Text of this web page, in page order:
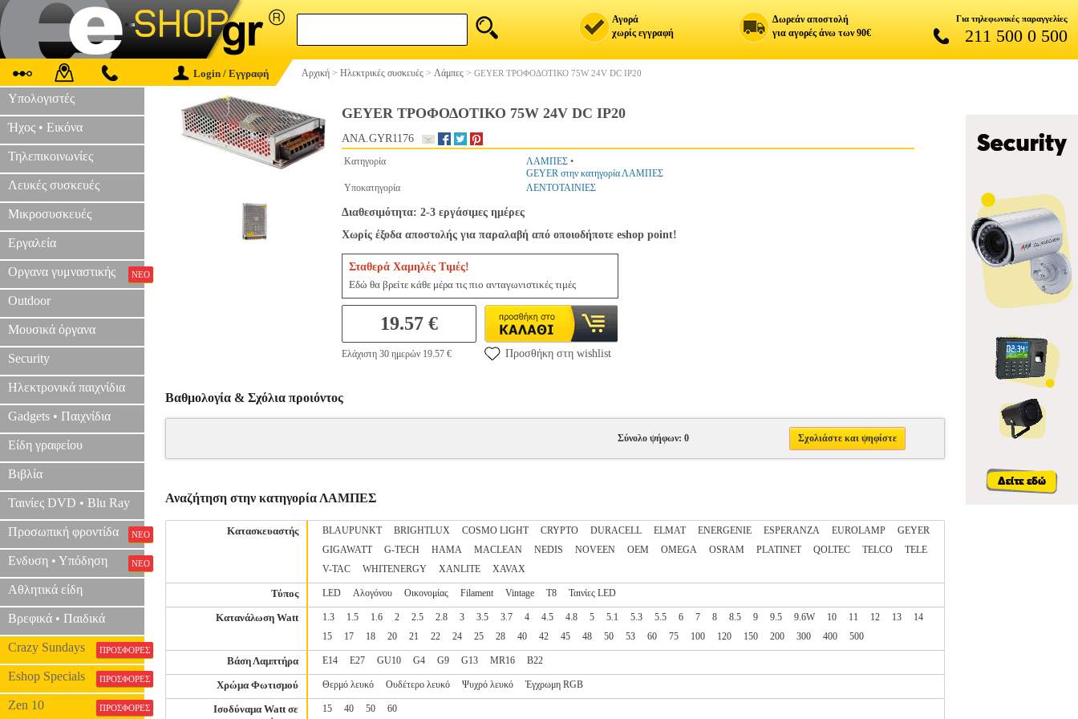
Αγορά
χωρίς εγγραφή
Δωρεάν αποστολή
για αγορές άνω των 90€
Για τηλεφωνικές παραγγελίες
211 500 0 500
Login / Εγγραφή Αρχική > Ηλεκτρικές συσκευές > Λάμπες > GEYER ΤΡΟΦΟΔΟΤΙΚΟ 75W 24V DC IP20
Υπολογιστές
Ήχος • Εικόνα
Τηλεπικοινωνίες
Λευκές συσκευές
Μικροσυσκευές
Εργαλεία
Οργανα γυμναστικής ΝΕΟ
Outdoor
Μουσικά όργανα
Security
Ηλεκτρονικά παιχνίδια
Gadgets • Παιχνίδια
Είδη γραφείου
Βιβλία
Ταινίες DVD • Blu Ray
Προσωπική φροντίδα ΝΕΟ
Ενδυση • Υπόδηση ΝΕΟ
Αθλητικά είδη
Βρεφικά • Παιδικά
Crazy Sundays ΠΡΟΣΦΟΡΕΣ
Eshop Specials ΠΡΟΣΦΟΡΕΣ
Zen 10 ΠΡΟΣΦΟΡΕΣ
GEYER ΤΡΟΦΟΔΟΤΙΚΟ 75W 24V DC IP20
ANA.GYR1176
Κατηγορία ΛΑΜΠΕΣ •
GEYER στην κατηγορία ΛΑΜΠΕΣ
Υποκατηγορία
ΛΕΝΤΟΤΑΙΝΙΕΣ
Διαθεσιμότητα: 2-3 εργάσιμες ημέρες
Χωρίς έξοδα αποστολής για παραλαβή από οποιοδήποτε eshop point!
Σταθερά Χαμηλές Τιμές!
Εδώ θα βρείτε κάθε μέρα τις πιο ανταγωνιστικές τιμές
19.57 €
Ελάχιστη 30 ημερών 19.57 € Προσθήκη στη wishlist
Βαθμολογία & Σχόλια προιόντος
Σύνολο ψήφων: 0 Σχολιάστε και ψηφίστε
Αναζήτηση στην κατηγορία ΛΑΜΠΕΣ
Κατασκευαστής BLAUPUNKT BRIGHTLUX COSMO LIGHT CRYPTO DURACELL ELMAT ENERGENIE ESPERANZA EUROLAMP
GEYER
GIGAWATT
G-TECH HAMA MACLEAN NEDIS NOVEEN OEM OMEGA OSRAM PLATINET QOLTEC TELCO
TELE
V-TAC
WHITENERGY XANLITE XAVAX
Τύπος LED Αλογόνου Οικονομίας Filament Vintage T8 Ταινίες LED
Κατανάλωση Watt 1.3 1.5 1.6 2 2.5 2.8 3 3.5 3.7 4 4.5 4.8 5 5.1 5.3 5.5 6 7 8 8.5 9 9.5 9.6W 10 11 12 13
14
15
17 18 20 21 22 24 25 28 40 42 45 48 50 53 60 75 100 120 150 200 300 400 500
Βάση Λαμπτήρα E14 E27 GU10 G4 G9 G13 MR16 B22
Χρώμα Φωτισμού Θερμό λευκό Ουδέτερο λευκό Ψυχρό λευκό Έγχρωμη RGB
Ισοδύναμα Watt σε
15 40 50 60